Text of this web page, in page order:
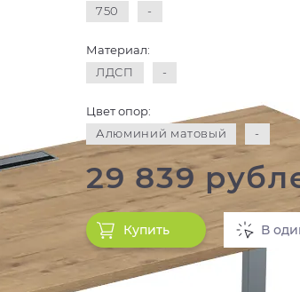
750
-
Материал:
ЛДСП
-
Цвет опор:
Алюминий матовый
-
29 839
Купить В